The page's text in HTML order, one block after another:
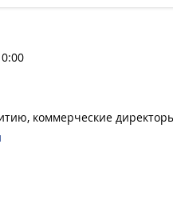
коммерческие